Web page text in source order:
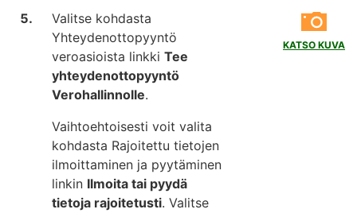
KATSO KUVA
Valitse kohdasta
Yhteydenottopyyntö
veroasioista linkki Tee
yhteydenottopyyntö
Verohallinnolle.
Vaihtoehtoisesti voit valita
kohdasta Rajoitettu tietojen
ilmoittaminen ja pyytäminen
linkin Ilmoita tai pyydä
tietoja rajoitetusti. Valitse